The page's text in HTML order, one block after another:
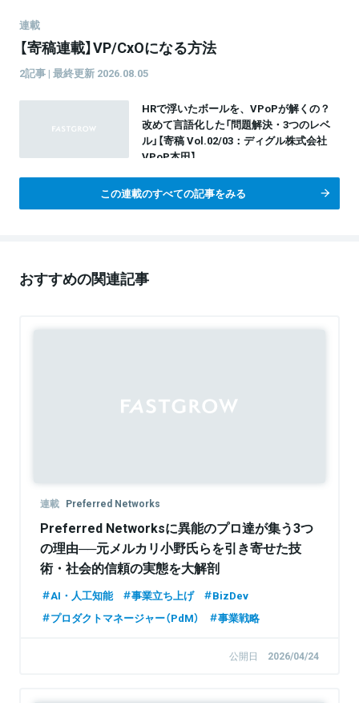
連載
【寄稿連載】VP/CxOになる方法
2記事 | 最終更新 2026.08.05
HRで浮いたボールを、VPoPが解くの？
改めて言語化した「問題解決・3つのレベ
ル」【寄稿 Vol.02/03：ディグル株式会社
VPoP本田】
この連載のすべての記事をみる
おすすめの関連記事
連載 Preferred Networks
Preferred Networksに異能のプロ達が集う3つ
の理由──元メルカリ小野氏らを引き寄せた技
術・社会的信頼の実態を大解剖
AI・人工知能 事業立ち上げ
BizDev
プロダクトマネージャー（PdM）
事業戦略
公開日 2026/04/24